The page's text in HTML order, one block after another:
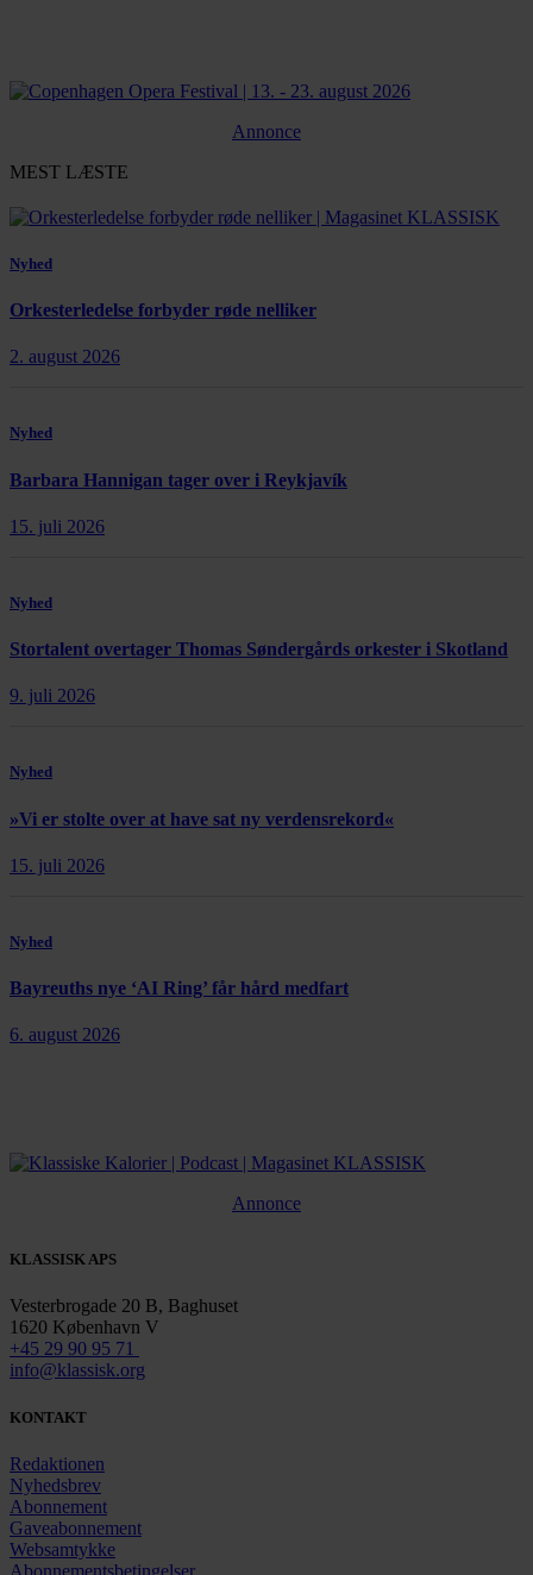
Annonce
MEST LÆSTE
Nyhed
Orkesterledelse forbyder røde nelliker
2. august 2026
Nyhed
Barbara Hannigan tager over i Reykjavík
15. juli 2026
Nyhed
Stortalent overtager Thomas Søndergårds orkester i Skotland
9. juli 2026
Nyhed
»Vi er stolte over at have sat ny verdensrekord«
15. juli 2026
Nyhed
Bayreuths nye ‘AI Ring’ får hård medfart
6. august 2026
Annonce
KLASSISK APS
Vesterbrogade 20 B, Baghuset
1620 København V
+45 29 90 95 71
info@klassisk.org
KONTAKT
Redaktionen
Nyhedsbrev
Abonnement
Gaveabonnement
Websamtykke
Abonnementsbetingelser